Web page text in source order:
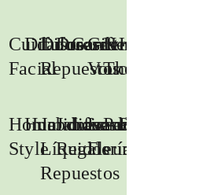
Cuidado
Facial
Difusores
Difusores
Repuestos
Dreams
Gardenia
Gift
Voucher
Herbal
Therapy
Hombres
Home
Style
Humidificadores
Jabones
Líquidos
Repuestos
Jabones
Regalería
Lavanda
Le
Fleur
Paraíso
Peonia